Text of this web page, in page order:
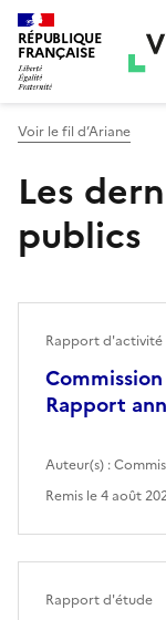
RÉPUBLIQUE
FRANÇAISE
Voir le fil d’Ariane
Les
publics
Rapport
Rapport d'activité
Auteur(s) :
Remis le4 août
Rapport d'étude